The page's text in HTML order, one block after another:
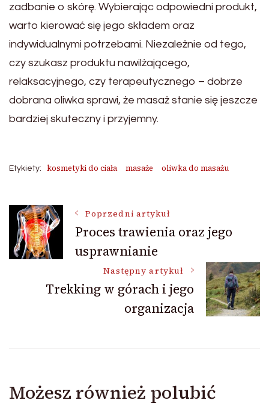
zadbanie o skórę. Wybierając odpowiedni produkt,
warto kierować się jego składem oraz
indywidualnymi potrzebami. Niezależnie od tego,
czy szukasz produktu nawilżającego,
relaksacyjnego, czy terapeutycznego – dobrze
dobrana oliwka sprawi, że masaż stanie się jeszcze
bardziej skuteczny i przyjemny.
Etykiety: kosmetyki do ciała masaże oliwka do masażu
Nawigacja
wpisu
Poprzedni artykuł
Proces trawienia oraz jego
usprawnianie
Następny artykuł
Trekking w górach i jego
organizacja
Możesz również polubić